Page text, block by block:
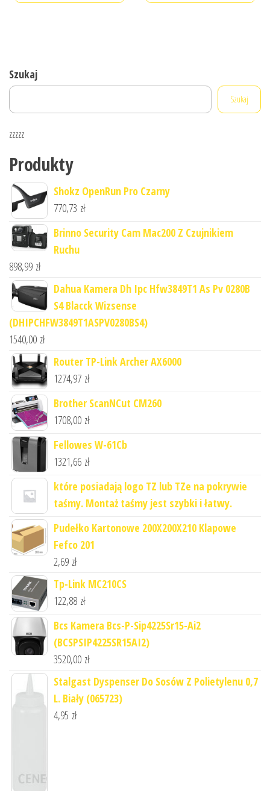
Szukaj
Szukaj
zzzzz
Produkty
Shokz OpenRun Pro Czarny
770,73 zł
Brinno Security Cam Mac200 Z Czujnikiem
Ruchu
898,99 zł
Dahua Kamera Dh Ipc Hfw3849T1 As Pv 0280B
S4 Blacck Wizsense
(DHIPCHFW3849T1ASPV0280BS4)
1540,00 zł
Router TP-Link Archer AX6000
1274,97 zł
Brother ScanNCut CM260
1708,00 zł
Fellowes W-61Cb
1321,66 zł
które posiadają logo TZ lub TZe na pokrywie
taśmy. Montaż taśmy jest szybki i łatwy.
Pudełko Kartonowe 200X200X210 Klapowe
Fefco 201
2,69 zł
Tp-Link MC210CS
122,88 zł
Bcs Kamera Bcs-P-Sip4225Sr15-Ai2
(BCSPSIP4225SR15AI2)
3520,00 zł
Stalgast Dyspenser Do Sosów Z Polietylenu 0,7
L. Biały (065723)
4,95 zł